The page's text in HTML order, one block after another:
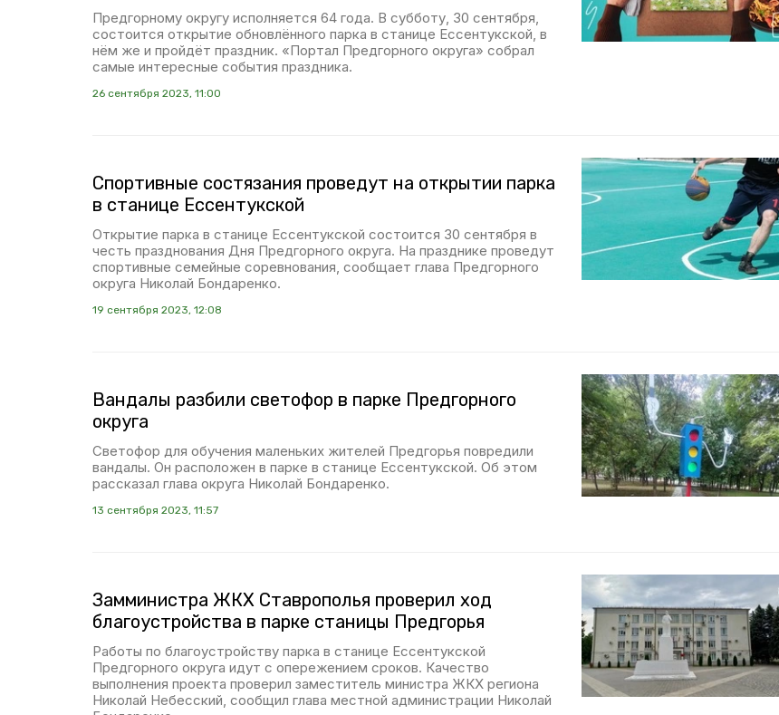
Предгорному округу исполняется 64 года. В субботу, 30 сентября,
состоится открытие обновлённого парка в станице Ессентукской, в
нём же и пройдёт праздник. «Портал Предгорного округа» собрал
самые интересные события праздника.
26 сентября 2023, 11:00
Спортивные состязания проведут на открытии парка
в станице Ессентукской
Открытие парка в станице Ессентукской состоится 30 сентября в
честь празднования Дня Предгорного округа. На празднике проведут
спортивные семейные соревнования, сообщает глава Предгорного
округа Николай Бондаренко.
19 сентября 2023, 12:08
Вандалы разбили светофор в парке Предгорного
округа
Светофор для обучения маленьких жителей Предгорья повредили
вандалы. Он расположен в парке в станице Ессентукской. Об этом
рассказал глава округа Николай Бондаренко.
13 сентября 2023, 11:57
Замминистра ЖКХ Ставрополья проверил ход
благоустройства в парке станицы Предгорья
Работы по благоустройству парка в станице Ессентукской
Предгорного округа идут с опережением сроков. Качество
выполнения проекта проверил заместитель министра ЖКХ региона
Николай Небесский, сообщил глава местной администрации Николай